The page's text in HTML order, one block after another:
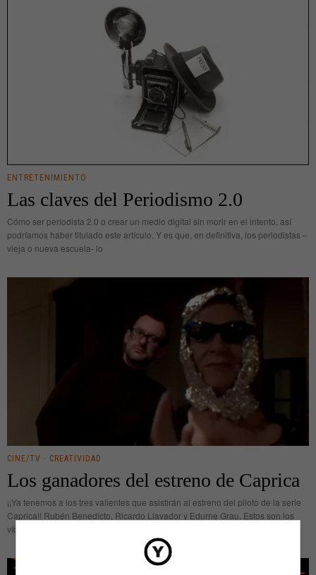
ENTRETENIMIENTO
Las claves del Periodismo 2.0
Cómo ser periodista 2.0 o crear un medio digital sin morir en el intento, así
podríamos haber titulado este artículo. Y es que, en definitiva, los periodistas –
vieja o nueva escuela- lo
CINE/TV · CREATIVIDAD
Los ganadores del estreno de Caprica
¡¡Ya tenemos a los tres valientes que asistirán al estreno del piloto de la serie
Caprica!! Rubén Benedicto, Ricardo Llavador y Edurne Grau. Estos son los
vídeos que han presentado para conseguir